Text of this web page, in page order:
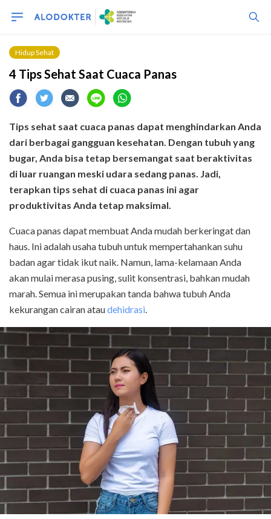
Hidup Sehat
4 Tips Sehat Saat Cuaca Panas
Tips sehat saat cuaca panas dapat menghindarkan Anda
dari berbagai gangguan kesehatan. Dengan tubuh yang
bugar, Anda bisa tetap bersemangat saat beraktivitas
di luar ruangan meski udara sedang panas. Jadi,
terapkan tips sehat di cuaca panas ini agar
produktivitas Anda tetap maksimal.
Cuaca panas dapat membuat Anda mudah berkeringat dan
haus. Ini adalah usaha tubuh untuk mempertahankan suhu
badan agar tidak ikut naik. Namun, lama-kelamaan Anda
akan mulai merasa pusing, sulit konsentrasi, bahkan mudah
marah. Semua ini merupakan tanda bahwa tubuh Anda
kekurangan cairan ataudehidrasi.